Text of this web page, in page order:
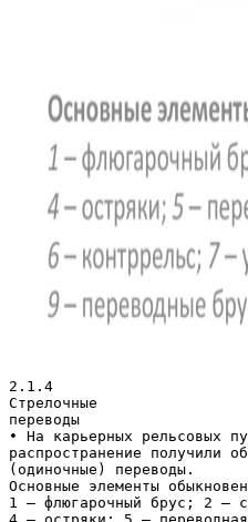
2.1.4
Стрелочные
переводы
• На карьерных рельсовых
распространение получили
(одиночные) переводы.
Основные элементы
1 – флюгарочный брус; 2 –